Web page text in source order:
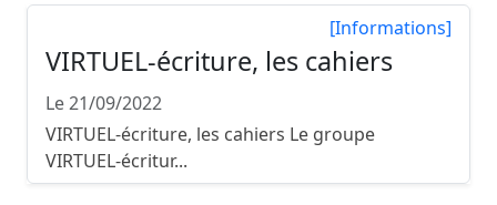
[Informations]
VIRTUEL-écriture, les cahiers
Le 21/09/2022
VIRTUEL-écriture, les cahiers Le groupe
VIRTUEL-écritur...